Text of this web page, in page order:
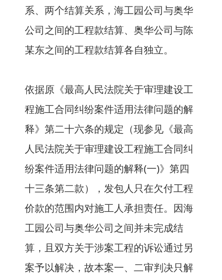
系、两个结算关系，海工园公司与奥华
公司之间的工程款结算、奥华公司与陈
某东之间的工程款结算各自独立。
依据原《最高人民法院关于审理建设工
程施工合同纠纷案件适用法律问题的解
释》第二十六条的规定（现参见《最高
人民法院关于审理建设工程施工合同纠
纷案件适用法律问题的解释(一)》第四
十三条第二款），发包人只在欠付工程
价款的范围内对施工人承担责任。因海
工园公司与奥华公司之间并未完成结
算，且双方关于涉案工程的诉讼通过另
案予以解决，故本案一、二审判决只解